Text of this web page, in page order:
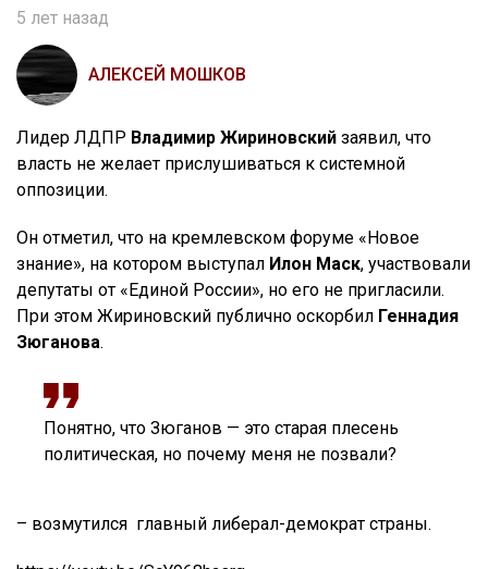
5 лет назад
АЛЕКСЕЙ МОШКОВ
Лидер ЛДПР Владимир Жириновский заявил, что
власть не желает прислушиваться к системной
оппозиции.
Он отметил, что на кремлевском форуме «Новое
знание», на котором выступал Илон Маск, участвовали
депутаты от «Единой России», но его не пригласили.
При этом Жириновский публично оскорбил Геннадия
Зюганова.
Понятно, что Зюганов — это старая плесень
политическая, но почему меня не позвали?
– возмутился главный либерал-демократ страны.